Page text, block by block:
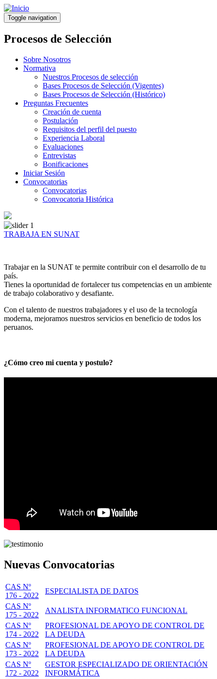
Pasar
al
contenido
principal
Toggle navigation
Procesos de Selección
Sobre Nosotros
Normativa
Nuestros Procesos de selección
Bases Procesos de Selección (Vigentes)
Bases Procesos de Selección (Histórico)
Preguntas Frecuentes
Creación de cuenta
Postulación
Requisitos del perfil del puesto
Experiencia Laboral
Evaluaciones
Entrevistas
Bonificaciones
Iniciar Sesión
Convocatorias
Convocatorias
Convocatoria Histórica
TRABAJA EN SUNAT
Trabajar en la SUNAT te permite contribuir con el desarrollo de tu
país.
Tienes la oportunidad de fortalecer tus competencias en un ambiente
de trabajo colaborativo y desafiante.
Con el talento de nuestros trabajadores y el uso de la tecnología
moderna, mejoramos nuestros servicios en beneficio de todos los
peruanos.
¿Cómo creo mi cuenta y postulo?
Nuevas Convocatorias
CAS Nº
176 - 2022
ESPECIALISTA DE DATOS
CAS Nº
175 - 2022
ANALISTA INFORMATICO FUNCIONAL
CAS Nº
174 - 2022
PROFESIONAL DE APOYO DE CONTROL DE
LA DEUDA
CAS Nº
173 - 2022
PROFESIONAL DE APOYO DE CONTROL DE
LA DEUDA
CAS Nº
172 - 2022
GESTOR ESPECIALIZADO DE ORIENTACIÓN
INFORMÁTICA